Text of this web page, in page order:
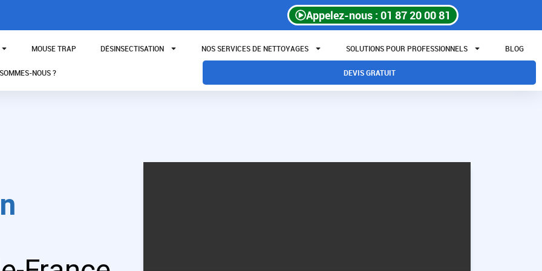
Appelez-nous : 01 87 20 00 81
MOUSE TRAP DÉSINSECTISATION NOS SERVICES DE NETTOYAGES SOLUTIONS POUR PROFESSIONNELS BLOG
NOUS ? DEVIS GRATUIT